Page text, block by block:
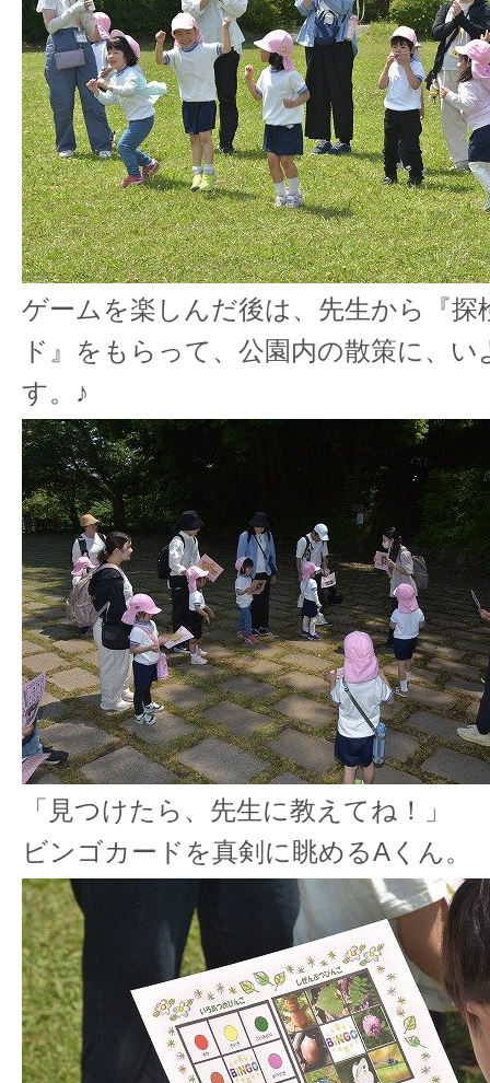
ゲームを楽しんだ後は、先生から『探
ド』をもらって、公園内の散策に、い
す。♪
「見つけたら、先生に教えてね！」
ビンゴカードを真剣に眺めるAくん。